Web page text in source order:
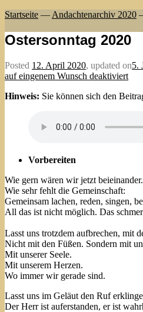
Startseite — Andachtenarchiv 2020
Ostersonntag 2020
Posted 12. April 2020, updated on5.
auf eingenem Wunsch deaktiviert
Hinweis: Sie können sich den
Vorbereiten
Wie gern wären wir jetzt beieinander.
Wie sehr fehlt die Gemeinschaft:
Gemeinsam lachen, reden, singen,
All das ist nicht möglich. Das
Lasst uns trotzdem aufbrechen, mit
Nicht mit den Füßen. Sondern mit
Mit unserer Seele.
Mit unserem Herzen.
Wo immer wir gerade sind.
Lasst uns im Geläut den Ruf
Der Herr ist auferstanden, er ist